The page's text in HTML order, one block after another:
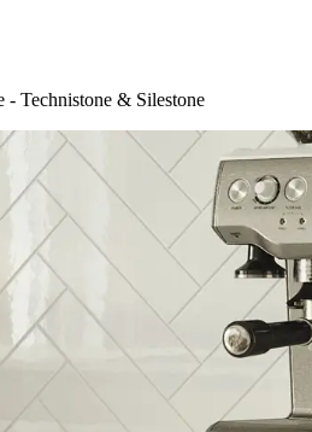
- Technistone & Silestone